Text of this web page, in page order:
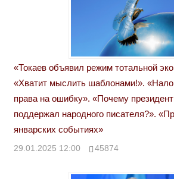
«Токаев объявил режим тотальной
«Хватит мыслить шаблонами!».
права на ошибку». «Почему
поддержал народного писателя?».
январских событиях»
29.01.2025 12:00 45874